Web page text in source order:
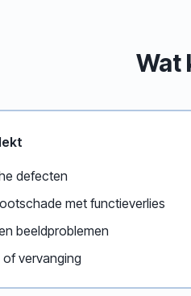
Wat
defecten
met functieverlies
beeldproblemen
of vervanging